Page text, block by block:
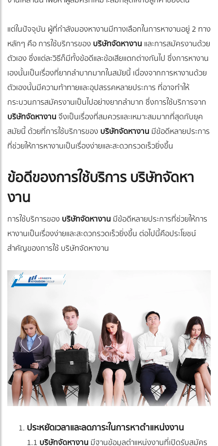
แต่ในปัจจุบัน ผู้ที่กำลังมองหางานมีทางเลือกในการหางานอยู่ 2 ทาง
หลักๆ คือ การใช้บริการของ บริษัทจัดหางานและการสมัครงานด้วย
ตัวเอง ซึ่งแต่ละวิธีก็มีทั้งข้อดีและข้อเสียแตกต่างกันไป ซึ่งการหางาน
เองนั้นเป็นเรื่องที่ยากลำบากมากในสมัยนี้ เนื่องจากการหางานด้วย
ตัวเองนั้นมีความท้าทายและอุปสรรคหลายประการ ที่อาจทำให้
กระบวนการสมัครงานเป็นไปอย่างยากลำบาก ซึ่งการใช้บริการจาก
บริษัทจัดหางานจึงเป็นเรื่องที่สมควรและเหมาะสมมากที่สุดกับยุค
สมัยนี้ ด้วยที่การใช้บริการของ บริษัทจัดหางานมีข้อดีหลายประการ
ที่ช่วยให้การหางานเป็นเรื่องง่ายและสะดวกรวดเร็วยิ่งขึ้น
ข้อดีของการใช้บริการ บริษัทจัดหา
งาน
การใช้บริการของ บริษัทจัดหางานมีข้อดีหลายประการที่ช่วยให้การ
หางานเป็นเรื่องง่ายและสะดวกรวดเร็วยิ่งขึ้น ต่อไปนี้คือประโยชน์
สำคัญของการใช้ บริษัทจัดหางาน
ประหยัดเวลาและลดภาระในการหาตำแหน่งงาน
1.1 บริษัทจัดหางานมีฐานข้อมูลตำแหน่งงานที่เปิดรับสมัคร